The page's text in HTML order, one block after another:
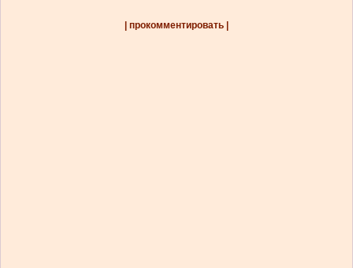
| прокомментировать |